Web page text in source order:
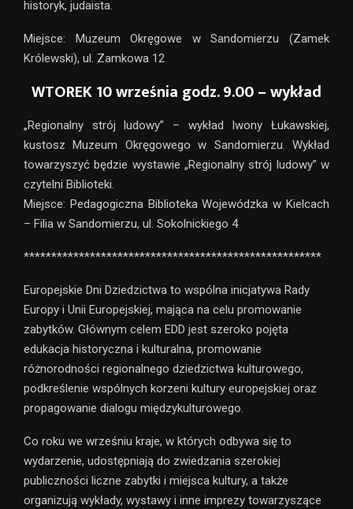
historyk, judaista.
Miejsce: Muzeum Okręgowe w Sandomierzu (Zamek
Królewski), ul. Zamkowa 12
WTOREK 10 września godz. 9.00 – wykład
„Regionalny strój ludowy” – wykład Iwony Łukawskiej,
kustosz Muzeum Okręgowego w Sandomierzu. Wykład
towarzyszyć będzie wystawie „Regionalny strój ludowy” w
czytelni Biblioteki.
Miejsce: Pedagogiczna Biblioteka Wojewódzka w Kielcach
– Filia w Sandomierzu, ul. Sokolnickiego 4
******************************************************
Europejskie Dni Dziedzictwa to wspólna inicjatywa Rady
Europy i Unii Europejskiej, mająca na celu promowanie
zabytków. Głównym celem EDD jest szeroko pojęta
edukacja historyczna i kulturalna, promowanie
różnorodności regionalnego dziedzictwa kulturowego,
podkreślenie wspólnych korzeni kultury europejskiej oraz
propagowanie dialogu międzykulturowego.
Co roku we wrześniu kraje, w których odbywa się to
wydarzenie, udostępniają do zwiedzania szerokiej
publiczności liczne zabytki i miejsca kultury, a także
organizują wykłady, wystawy i inne imprezy towarzyszące